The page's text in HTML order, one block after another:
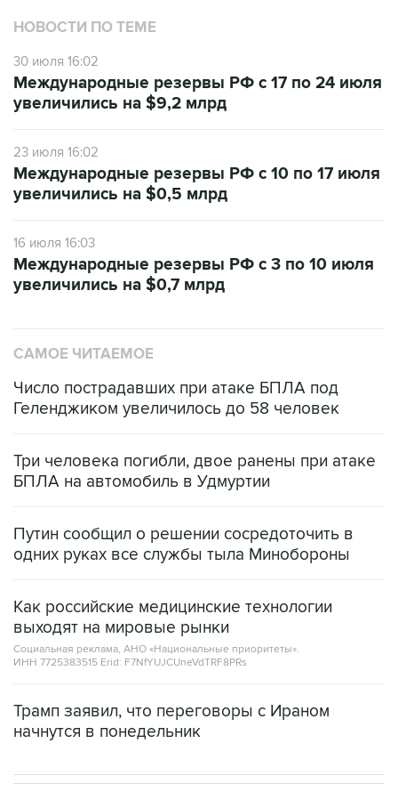
НОВОСТИ ПО ТЕМЕ
30 июля 16:02
Международные резервы РФ с 17 по 24 июля
увеличились на $9,2 млрд
23 июля 16:02
Международные резервы РФ с 10 по 17 июля
увеличились на $0,5 млрд
16 июля 16:03
Международные резервы РФ с 3 по 10 июля
увеличились на $0,7 млрд
САМОЕ ЧИТАЕМОЕ
Число пострадавших при атаке БПЛА под
Геленджиком увеличилось до 58 человек
Три человека погибли, двое ранены при атаке
БПЛА на автомобиль в Удмуртии
Путин сообщил о решении сосредоточить в
одних руках все службы тыла Минобороны
Как российские медицинские технологии
выходят на мировые рынки
Социальная реклама, АНО «Национальные приоритеты».
ИНН 7725383515 Erid: F7NfYUJCUneVdTRF8PRs
Трамп заявил, что переговоры с Ираном
начнутся в понедельник